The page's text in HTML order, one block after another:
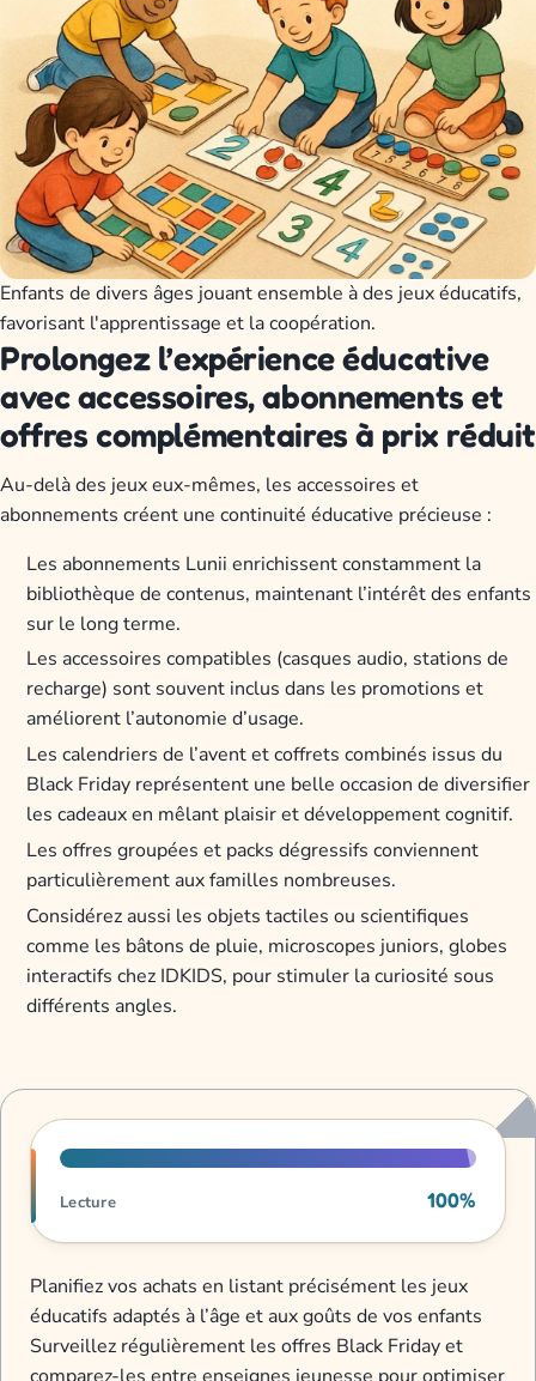
Enfants de divers âges jouant ensemble à des jeux éducatifs,
favorisant l'apprentissage et la coopération.
Prolongez l’expérience éducative
avec accessoires, abonnements et
offres complémentaires à prix réduit
Au-delà des jeux eux-mêmes, les accessoires et
abonnements créent une continuité éducative précieuse :
Les abonnements Lunii enrichissent constamment la
bibliothèque de contenus, maintenant l’intérêt des enfants
sur le long terme.
Les accessoires compatibles (casques audio, stations de
recharge) sont souvent inclus dans les promotions et
améliorent l’autonomie d’usage.
Les calendriers de l’avent et coffrets combinés issus du
Black Friday représentent une belle occasion de diversifier
les cadeaux en mêlant plaisir et développement cognitif.
Les offres groupées et packs dégressifs conviennent
particulièrement aux familles nombreuses.
Considérez aussi les objets tactiles ou scientifiques
comme les bâtons de pluie, microscopes juniors, globes
interactifs chez IDKIDS, pour stimuler la curiosité sous
différents angles.
Progression de lecture
Lecture 100%
Planifiez vos achats en listant précisément les jeux
éducatifs adaptés à l’âge et aux goûts de vos enfants
Surveillez régulièrement les offres Black Friday et